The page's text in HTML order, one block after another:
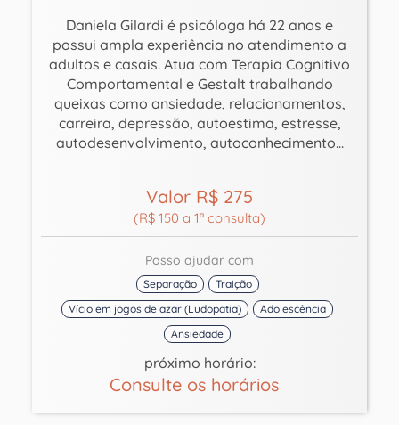
Daniela Gilardi é psicóloga há 22 anos e
possui ampla experiência no atendimento a
adultos e casais. Atua com Terapia Cognitivo
Comportamental e Gestalt trabalhando
queixas como ansiedade, relacionamentos,
carreira, depressão, autoestima, estresse,
autodesenvolvimento, autoconhecimento...
Valor R$ 275
(R$ 150 a 1ª consulta)
Posso ajudar com
Separação
Traição
Vício em jogos de azar (Ludopatia)
Adolescência
Ansiedade
próximo horário:
Consulte os horários